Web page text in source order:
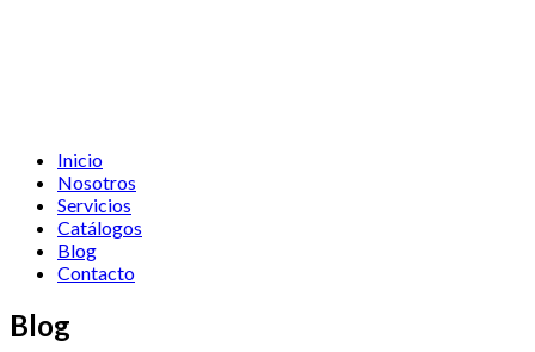
Inicio
Nosotros
Servicios
Catálogos
Blog
Contacto
Blog